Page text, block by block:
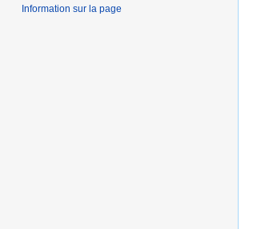
Information sur la page